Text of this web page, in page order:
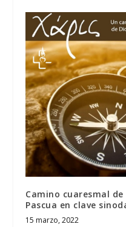
Camino cuaresmal
Pascua en clave
15 marzo, 2022